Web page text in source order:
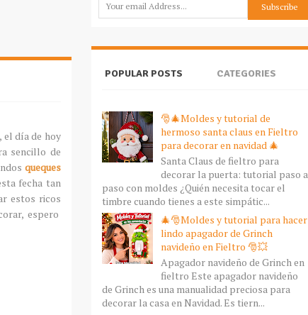
, el día de hoy
sencillo de
queques
fecha tan
estos ricos
espero
POPULAR POSTS CATEGORIES
🎅🎄Moldes y tutorial de
hermoso santa claus en Fieltro
para decorar en navidad 🎄
Santa Claus de fieltro para
decorar la puerta: tutorial paso a
paso con moldes ¿Quién necesita tocar el
timbre cuando tienes a este simpátic...
🎄🎅Moldes y tutorial para hacer
lindo apagador de Grinch
navideño en Fieltro 🎅💥
Apagador navideño de Grinch en
fieltro Este apagador navideño
de Grinch es una manualidad preciosa para
decorar la casa en Navidad. Es tiern...